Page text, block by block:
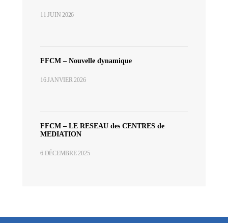
11 JUIN 2026
FFCM – Nouvelle dynamique
16 JANVIER 2026
FFCM – LE RESEAU des CENTRES de
MEDIATION
6 DÉCEMBRE 2025